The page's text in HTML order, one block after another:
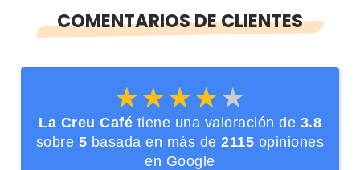
COMENTARIOS DE CLIENTES
★★★★★
★★★★★
La Creu Café tiene una valoración de 3.8
sobre 5 basada en más de2115 opiniones
en Google